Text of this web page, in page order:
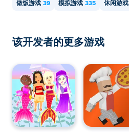
做饭游戏 39 模拟游戏 335 休闲游戏
该开发者的更多游戏